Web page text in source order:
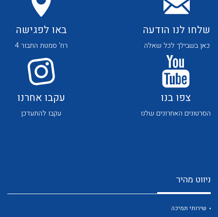
לכל מוצרי היצרן לכל מוצרי היצרן
שלחו לנו הודעה
כאן בשבילך לכל שאלה
באו לפגישה
רח' סמטת התבור 4
צפו בנו
הסרטונים האחרונים שלנו
עקבו אחרנו
עקבו להתעדכן
ניווט מהיר
שירותי תמיכה